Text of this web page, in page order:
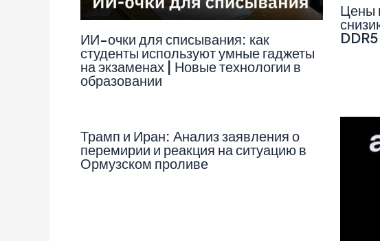
ИИ-очки для списывания: как
студенты используют умные гаджеты
на экзаменах | Новые технологии в
образовании
Цены
DDR5
Трамп и Иран: Анализ заявления о
перемирии и реакция на ситуацию в
Ормузском проливе